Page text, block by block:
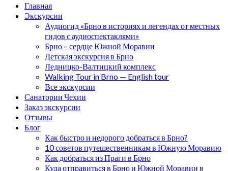
Главная
Экскурсии
Аудиогид «Брно в историях и легендах от местных
гидов с аудиоспектаклями»
Брно – сердце Южной Моравии
Детская экскурсия в Брно
Ледницко-Валтицкий комплекс
Walking Tour in Brno — English tour
Все экскурсии
Санатории Чехии
Заказ экскурсии
Отзывы
Блог
Как быстро и недорого добраться в Брно?
10 советов путешественникам в Южную Моравию
Как добраться из Праги в Брно
Куда отправиться в Брно и Южной Моравии в